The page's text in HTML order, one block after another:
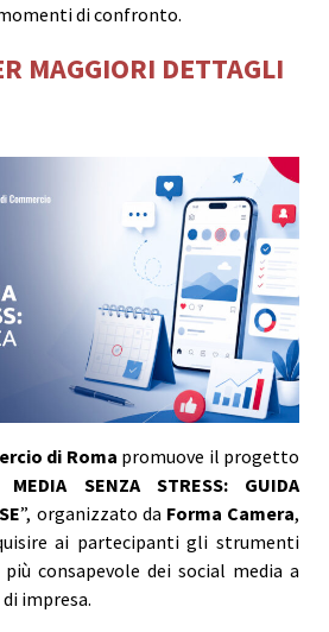
di confronto.
MAGGIORI DETTAGLI
di Roma promuove il progetto
MEDIA SENZA STRESS: GUIDA
”, organizzato da Forma Camera,
ai partecipanti gli strumenti
consapevole dei social media a
impresa.